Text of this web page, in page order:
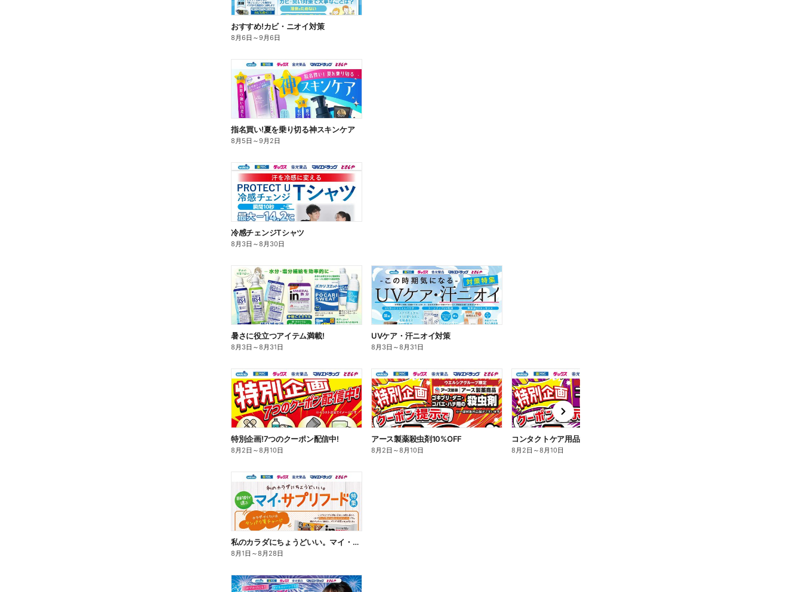
おすすめ!カビ・ニオイ対策
8月6日 ～9月6日
指名買い!夏を乗り切る神スキンケア
8月5日 ～9月2日
冷感チェンジTシャツ
8月3日 ～8月30日
暑さに役立つアイテム満載!
8月3日 ～8月31日
UVケア・汗ニオイ対策
8月3日 ～8月31日
特別企画!7つのクーポン配信中!
8月2日 ～8月10日
アース製薬殺虫剤10%OFF
8月2日 ～8月10日
コンタクトケア用品10%OFF
8月2日 ～8月10日
n
e
x
t
私のカラダにちょうどいい。マイ・サプリフード
8月1日 ～8月28日